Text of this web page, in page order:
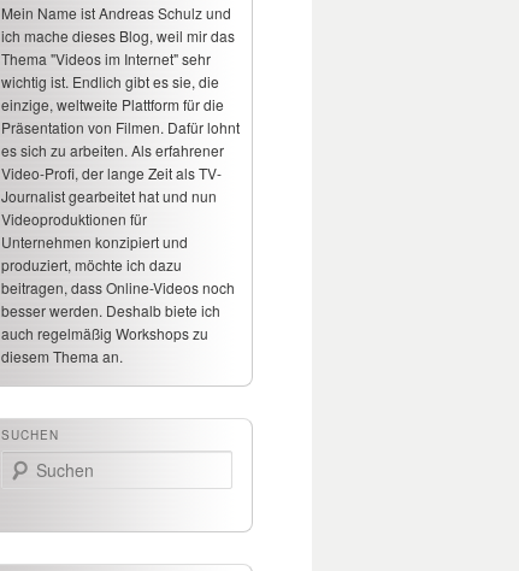
Mein Name ist Andreas Schulz und
ich mache dieses Blog, weil mir das
Thema "Videos im Internet" sehr
wichtig ist. Endlich gibt es sie, die
einzige, weltweite Plattform für die
Präsentation von Filmen. Dafür lohnt
es sich zu arbeiten. Als erfahrener
Video-Profi, der lange Zeit als TV-
Journalist gearbeitet hat und nun
Videoproduktionen für
Unternehmen konzipiert und
produziert, möchte ich dazu
beitragen, dass Online-Videos noch
besser werden. Deshalb biete ich
auch regelmäßig Workshops zu
diesem Thema an.
SUCHEN
Suchen